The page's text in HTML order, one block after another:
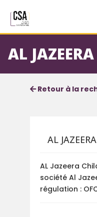
AL
Fiche
Informations
Retour à la
AL
AL Jazeera
société Al
régulation :